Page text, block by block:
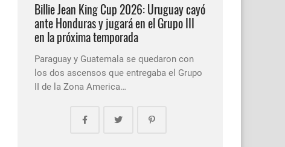
Billie Jean King Cup 2026: Uruguay cayó
ante Honduras y jugará en el Grupo III
en la próxima temporada
Paraguay y Guatemala se quedaron con
los dos ascensos que entregaba el Grupo
II de la Zona America…